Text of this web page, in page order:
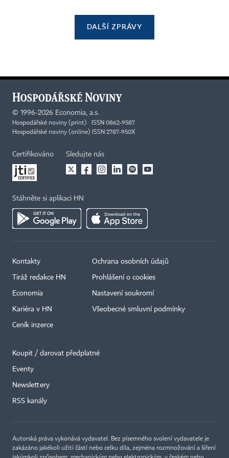
DALŠÍ ZPRÁVY
© 1996-2026 Economia, a.s.
Hospodářské noviny (print) ISSN 0862-9587
Hospodářské noviny (online) ISSN 2787-950X
Certifikováno Sledujte nás
Stáhněte si aplikaci HN
Kontakty
Tiráž redakce HN
Economia
Kariéra v HN
Ceník inzerce
Ochrana osobních údajů
Prohlášení o cookies
Nastavení soukromí
Všeobecné smluvní podmínky
Koupit / darovat předplatné
Eventy
Newslettery
RSS kanály
Autorská práva vykonává vydavatel. Bez písemného svolení vydavatele je
zakázáno jakékoli užití částí nebo celku díla, zejména rozmnožování a šíření